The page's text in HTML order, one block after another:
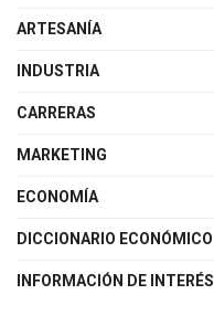
ARTESANÍA
INDUSTRIA
CARRERAS
MARKETING
ECONOMÍA
DICCIONARIO ECONÓMICO
INFORMACIÓN DE INTERÉS